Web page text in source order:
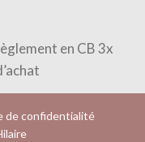
en CB 3x
de confidentialité